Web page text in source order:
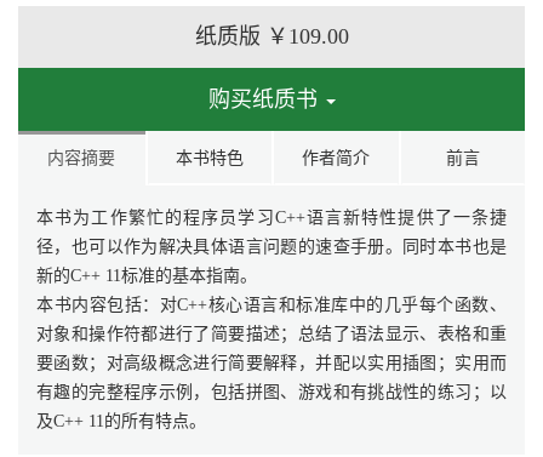
纸质版 ￥109.00
购买纸质书
内容摘要 本书特色 作者简介 前言
本书为工作繁忙的程序员学习C++语言新特性提供了一条捷
径，也可以作为解决具体语言问题的速查手册。同时本书也是
新的C++ 11标准的基本指南。
本书内容包括：对C++核心语言和标准库中的几乎每个函数、
对象和操作符都进行了简要描述；总结了语法显示、表格和重
要函数；对高级概念进行简要解释，并配以实用插图；实用而
有趣的完整程序示例，包括拼图、游戏和有挑战性的练习；以
及C++ 11的所有特点。